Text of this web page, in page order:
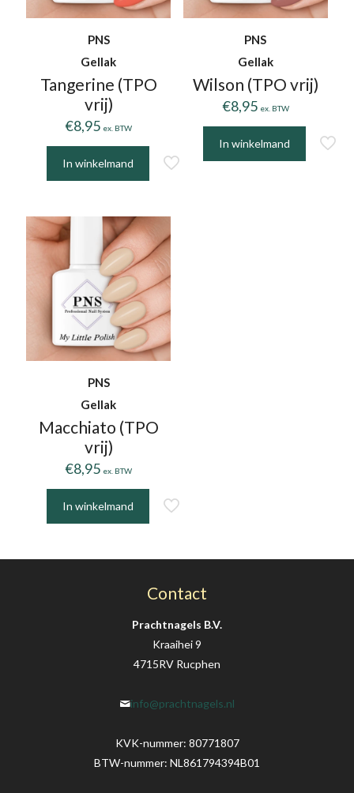
PNS
Gellak
Tangerine (TPO
vrij)
€8,95 ex. BTW
In winkelmand
PNS
Gellak
Wilson (TPO vrij)
€8,95 ex. BTW
In winkelmand
PNS
Gellak
Macchiato (TPO
vrij)
€8,95 ex. BTW
In winkelmand
Contact
Prachtnagels B.V.
Kraaihei 9
4715RV Rucphen
info@prachtnagels.nl
KVK-nummer: 80771807
BTW-nummer: NL861794394B01